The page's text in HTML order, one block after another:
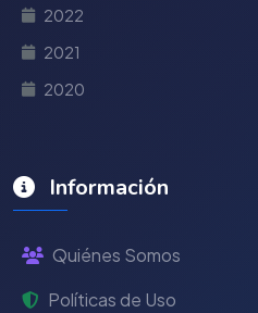
2022
2021
2020
Información
Quiénes Somos
Políticas de Uso